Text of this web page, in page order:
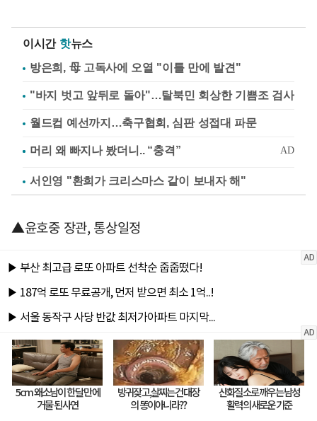
이시간 핫뉴스
방은희, 母 고독사에 오열 "이틀 만에 발견"
"바지 벗고 앞뒤로 돌아"…탈북민 회상한 기쁨조 검사
월드컵 예선까지…축구협회, 심판 성접대 파문
서인영 "환희가 크리스마스 같이 보내자 해"
▲윤호중 장관, 통상일정